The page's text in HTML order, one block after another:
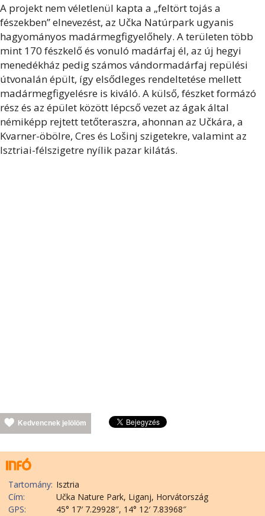
A projekt nem véletlenül kapta a „feltört tojás a
fészekben” elnevezést, az Učka Natúrpark ugyanis
hagyományos madármegfigyelőhely. A területen több
mint 170 fészkelő és vonuló madárfaj él, az új hegyi
menedékház pedig számos vándormadárfaj repülési
útvonalán épült, így elsődleges rendeltetése mellett
madármegfigyelésre is kiváló. A külső, fészket formázó
rész és az épület között lépcső vezet az ágak által
némiképp rejtett tetőteraszra, ahonnan az Učkára, a
Kvarner-öbölre, Cres és Lošinj szigetekre, valamint az
Isztriai-félszigetre nyílik pazar kilátás.
Kedvencnek jelölöm
Tartomány: Isztria
Cím:
Učka Nature Park, Liganj, Horvátország
GPS:
45° 17′ 7.29928″, 14° 12′ 7.83968″